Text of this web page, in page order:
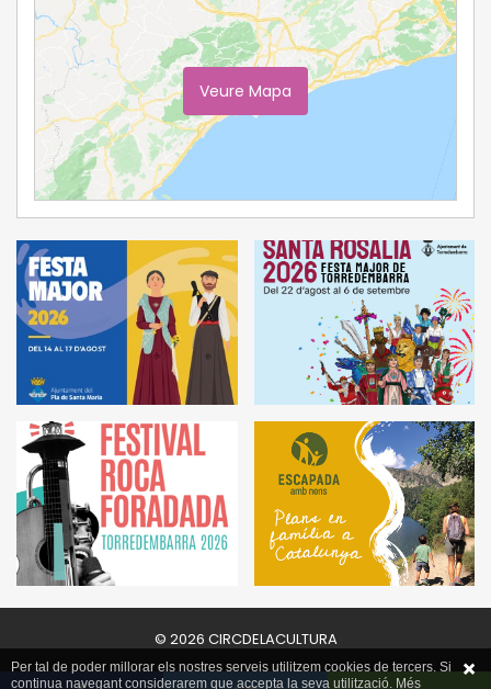
Veure Mapa
© 2026 CIRCDELACULTURA
Per tal de poder millorar els nostres serveis utilitzem cookies de tercers. Si
continua navegant considerarem que accepta la seva utilització. Més